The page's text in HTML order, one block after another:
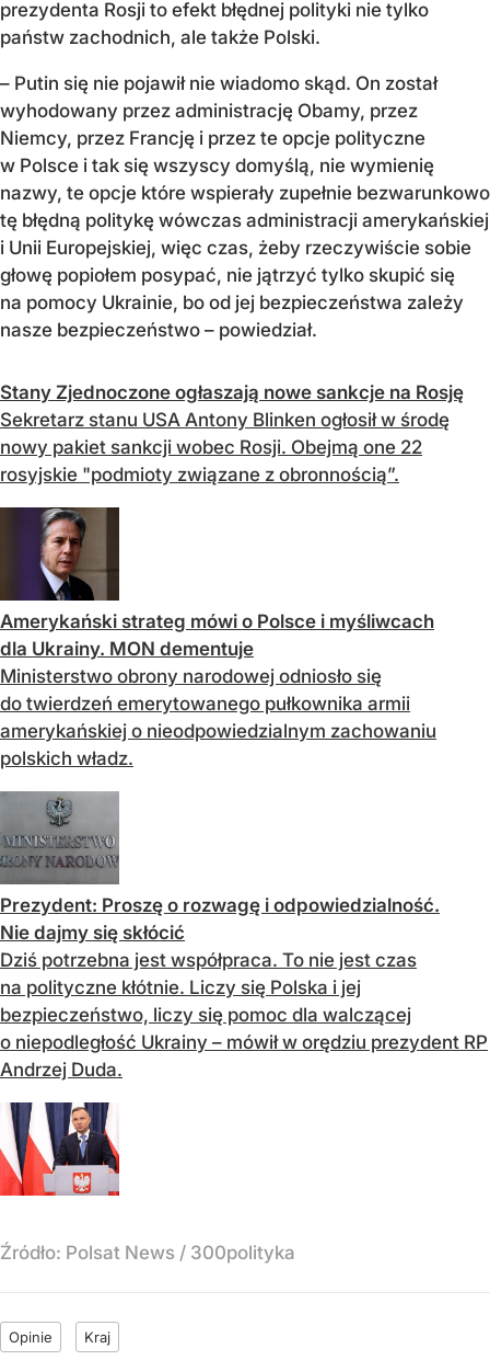
prezydenta Rosji to efekt błędnej polityki nie tylko
państw zachodnich, ale także Polski.
– Putin się nie pojawił nie wiadomo skąd. On został
wyhodowany przez administrację Obamy, przez
Niemcy, przez Francję i przez te opcje polityczne
w Polsce i tak się wszyscy domyślą, nie wymienię
nazwy, te opcje które wspierały zupełnie bezwarunkowo
tę błędną politykę wówczas administracji amerykańskiej
i Unii Europejskiej, więc czas, żeby rzeczywiście sobie
głowę popiołem posypać, nie jątrzyć tylko skupić się
na pomocy Ukrainie, bo od jej bezpieczeństwa zależy
nasze bezpieczeństwo – powiedział.
Stany Zjednoczone ogłaszają nowe sankcje na Rosję
Sekretarz stanu USA Antony Blinken ogłosił w środę
nowy pakiet sankcji wobec Rosji. Obejmą one 22
rosyjskie "podmioty związane z obronnością”.
Amerykański strateg mówi o Polsce i myśliwcach
dla Ukrainy. MON dementuje
Ministerstwo obrony narodowej odniosło się
do twierdzeń emerytowanego pułkownika armii
amerykańskiej o nieodpowiedzialnym zachowaniu
polskich władz.
Prezydent: Proszę o rozwagę i odpowiedzialność.
Nie dajmy się skłócić
Dziś potrzebna jest współpraca. To nie jest czas
na polityczne kłótnie. Liczy się Polska i jej
bezpieczeństwo, liczy się pomoc dla walczącej
o niepodległość Ukrainy – mówił w orędziu prezydent RP
Andrzej Duda.
Źródło: Polsat News / 300polityka
Opinie Kraj